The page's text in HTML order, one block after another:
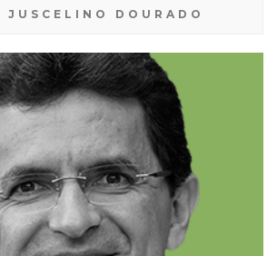
JUSCELINO DOURADO